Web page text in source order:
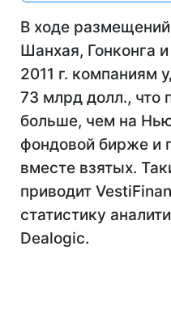
В ходе
Шанхая, Гонконга
2011 г. компаниям
73 млрд долл., что
больше, чем на
фондовой бирже и
вместе взятых.
приводит
статистику
Dealogic.